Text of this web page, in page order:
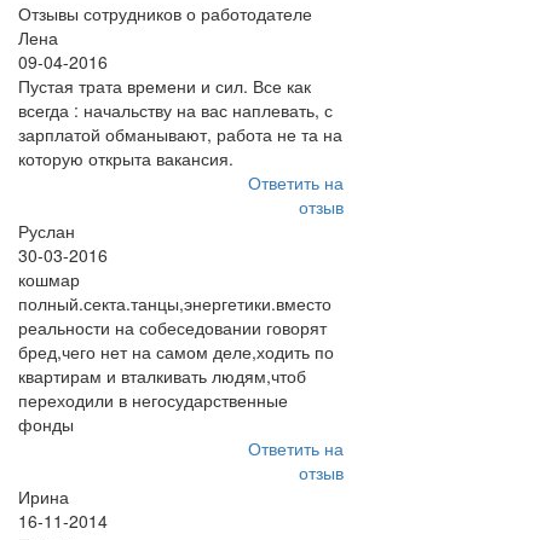
Отзывы сотрудников о работодателе
Лена
09-04-2016
Пустая трата времени и сил. Все как
всегда : начальству на вас наплевать, с
зарплатой обманывают, работа не та на
которую открыта вакансия.
Ответить на
отзыв
Руслан
30-03-2016
кошмар
полный.секта.танцы,энергетики.вместо
реальности на собеседовании говорят
бред,чего нет на самом деле,ходить по
квартирам и вталкивать людям,чтоб
переходили в негосударственные
фонды
Ответить на
отзыв
Ирина
16-11-2014